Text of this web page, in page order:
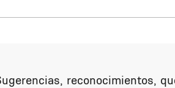
reconocimientos,